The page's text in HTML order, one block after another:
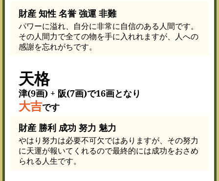
財産 知性 名誉 強運 非難
パワーに溢れ、自分に非常に自信のある人間です。
その人間力で全ての物を手に入れれますが、人への
感謝を忘れがちです。
天格
津(9画) + 阪(7画)で16画となり
大吉です
財産 勝利 成功 努力 魅力
やはり努力は必要不可欠ではありますが、その努力
に天運が報いてくれるので最終的には成功をおさめ
られる人生です。